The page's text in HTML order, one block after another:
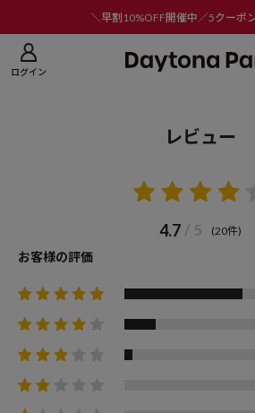
＼早割10%OFF開催中／5クーポ
ログイン
レビュー
4.7 / 5 (20件)
お客様の評価